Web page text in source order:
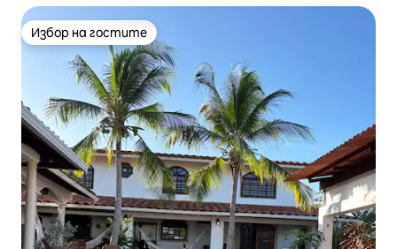
Избор на гостите
Избор на гостите